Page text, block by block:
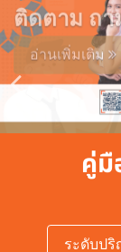
ติดตาม ถ
อ่านเพิ่มเติม
คู่มื
ระดับป